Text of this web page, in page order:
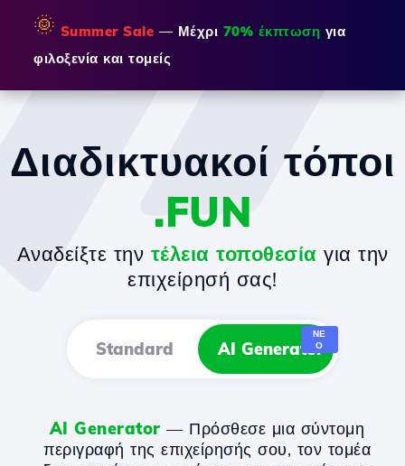
🌞 Summer Sale — Μέχρι 70% έκπτωση για
φιλοξενία και τομείς
Διαδικτυακοί τόποι
.FUN
Αναδείξτε την τέλεια τοποθεσία για την
επιχείρησή σας!
Standard AI Generator
ΝΈ
Ο
AI Generator — Πρόσθεσε μια σύντομη
περιγραφή της επιχείρησής σου, τον τομέα